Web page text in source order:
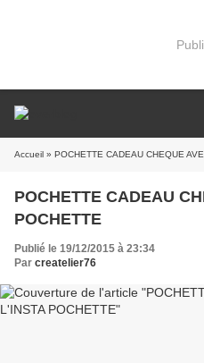
Accueil » POCHETTE CADEAU CHEQUE
POCHETTE CADEAU
POCHETTE
Publié le 19/12/2015 à 23:34
Par createlier76